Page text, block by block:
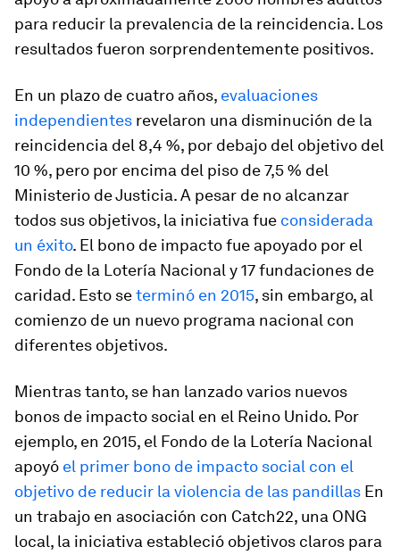
para reducir la prevalencia de la reincidencia. Los
resultados fueron sorprendentemente positivos.
En un plazo de cuatro años, evaluaciones
independientes revelaron una disminución de la
reincidencia del 8,4 %, por debajo del objetivo del
10 %, pero por encima del piso de 7,5 % del
Ministerio de Justicia. A pesar de no alcanzar
todos sus objetivos, la iniciativa fue considerada
un éxito. El bono de impacto fue apoyado por el
Fondo de la Lotería Nacional y 17 fundaciones de
caridad. Esto seterminó en 2015, sin embargo, al
comienzo de un nuevo programa nacional con
diferentes objetivos.
Mientras tanto, se han lanzado varios nuevos
bonos de impacto social en el Reino Unido. Por
ejemplo, en 2015, el Fondo de la Lotería Nacional
apoyó el primer bono de impacto social con el
objetivo de reducir la violencia de las pandillas En
un trabajo en asociación con Catch22, una ONG
local, la iniciativa estableció objetivos claros para